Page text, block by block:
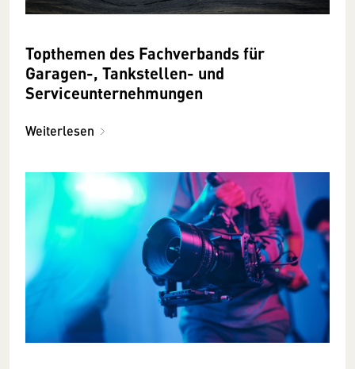
Topthemen des Fachverbands für
Garagen-, Tankstellen- und
Serviceunternehmungen
Weiterlesen